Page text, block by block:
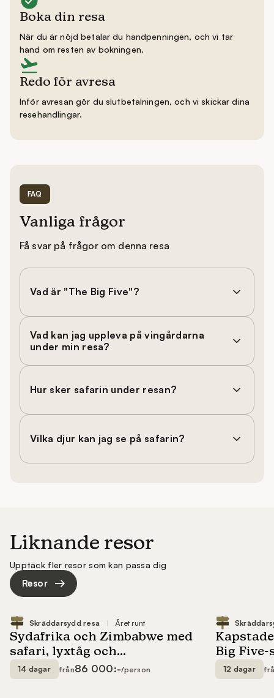
Boka din resa
När du är nöjd betalar du handpenningen, och vi tar
hand om resten av bokningen.
Redo för avresa
Inför avresan gör du slutbetalningen, och vi skickar dina
resehandlingar.
FAQ
Vanliga frågor
Få svar på frågor om denna resa
Vad är "The Big Five"?
Vad kan jag uppleva på vingårdarna
under min resa?
Hur sker safarin under resan?
Vilka djur kan jag se på safarin?
Liknande resor
Upptäck fler resor som kan passa dig
Resor
14 dagar från86 000:-/person 12 dagar